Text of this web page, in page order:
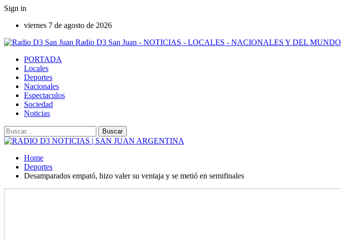
Sign in
viernes 7 de agosto de 2026
Radio D3 San Juan - NOTICIAS - LOCALES - NACIONALES Y DEL MUNDO
PORTADA
Locales
Deportes
Nacionales
Espectaculos
Sociedad
Noticias
Home
Deportes
Desamparados empató, hizo valer su ventaja y se metió en semifinales